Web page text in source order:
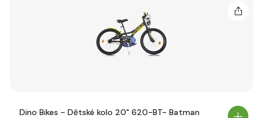
Dino Bikes - Dětské kolo 20" 620-BT- Batman